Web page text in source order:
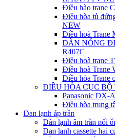
Điều hào trane
Điều hòa tủ
NEW
Điều hoà Trane
DÀN NÓNG
R407C
Điều hoà trane
Điều hoà
Điều hòa Trane
ĐIỀU HÒA CỤC BỘ
Panasonic DX-
Điều hòa trung
Dan lạnh áp trần
Dàn lạnh âm trần nối
Dan lanh cassette hai